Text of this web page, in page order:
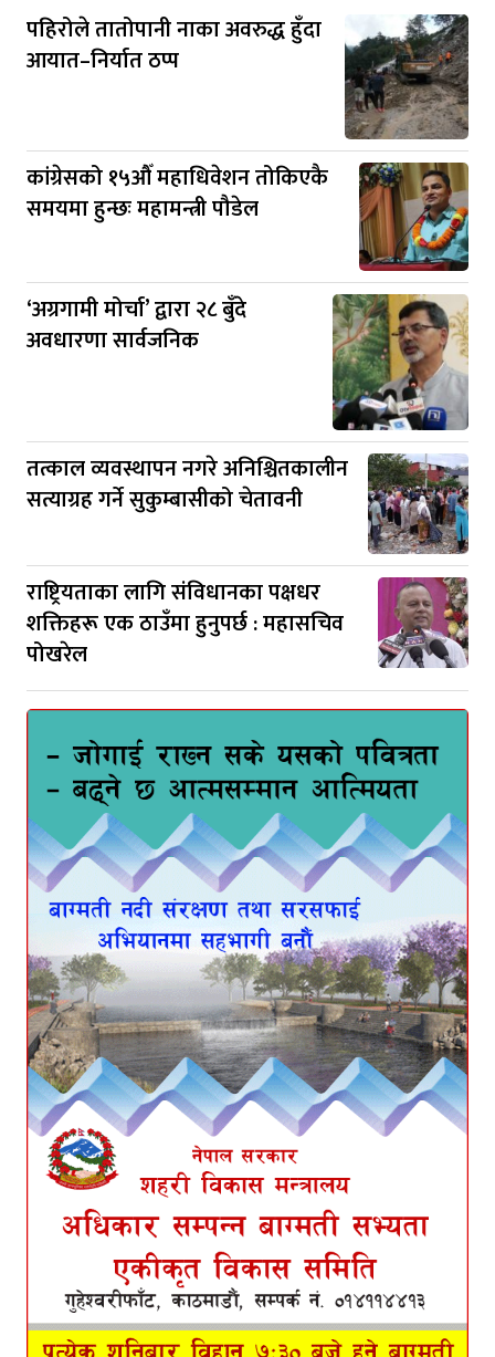
पहिरोले तातोपानी नाका अवरुद्ध हुँदा
आयात–निर्यात ठप्प
कांग्रेसको १५औँ महाधिवेशन तोकिएकै
समयमा हुन्छः महामन्त्री पौडेल
‘अग्रगामी मोर्चा’ द्वारा २८ बुँदे
अवधारणा सार्वजनिक
तत्काल व्यवस्थापन नगरे अनिश्चितकालीन
सत्याग्रह गर्ने सुकुम्बासीको चेतावनी
राष्ट्रियताका लागि संविधानका पक्षधर
शक्तिहरू एक ठाउँमा हुनुपर्छ : महासचिव
पोखरेल